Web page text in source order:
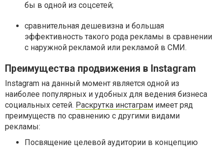
бы в одной из соцсетей;
сравнительная дешевизна и большая
эффективность такого рода рекламы в сравнении
с наружной рекламой или рекламой в СМИ.
Преимущества продвижения в Instagram
Instagram на данный момент является одной из
наиболее популярных и удобных для ведения бизнеса
социальных сетей. Раскрутка инстаграм имеет ряд
преимуществ по сравнению с другими видами
рекламы:
Посвящение целевой аудитории в концепцию